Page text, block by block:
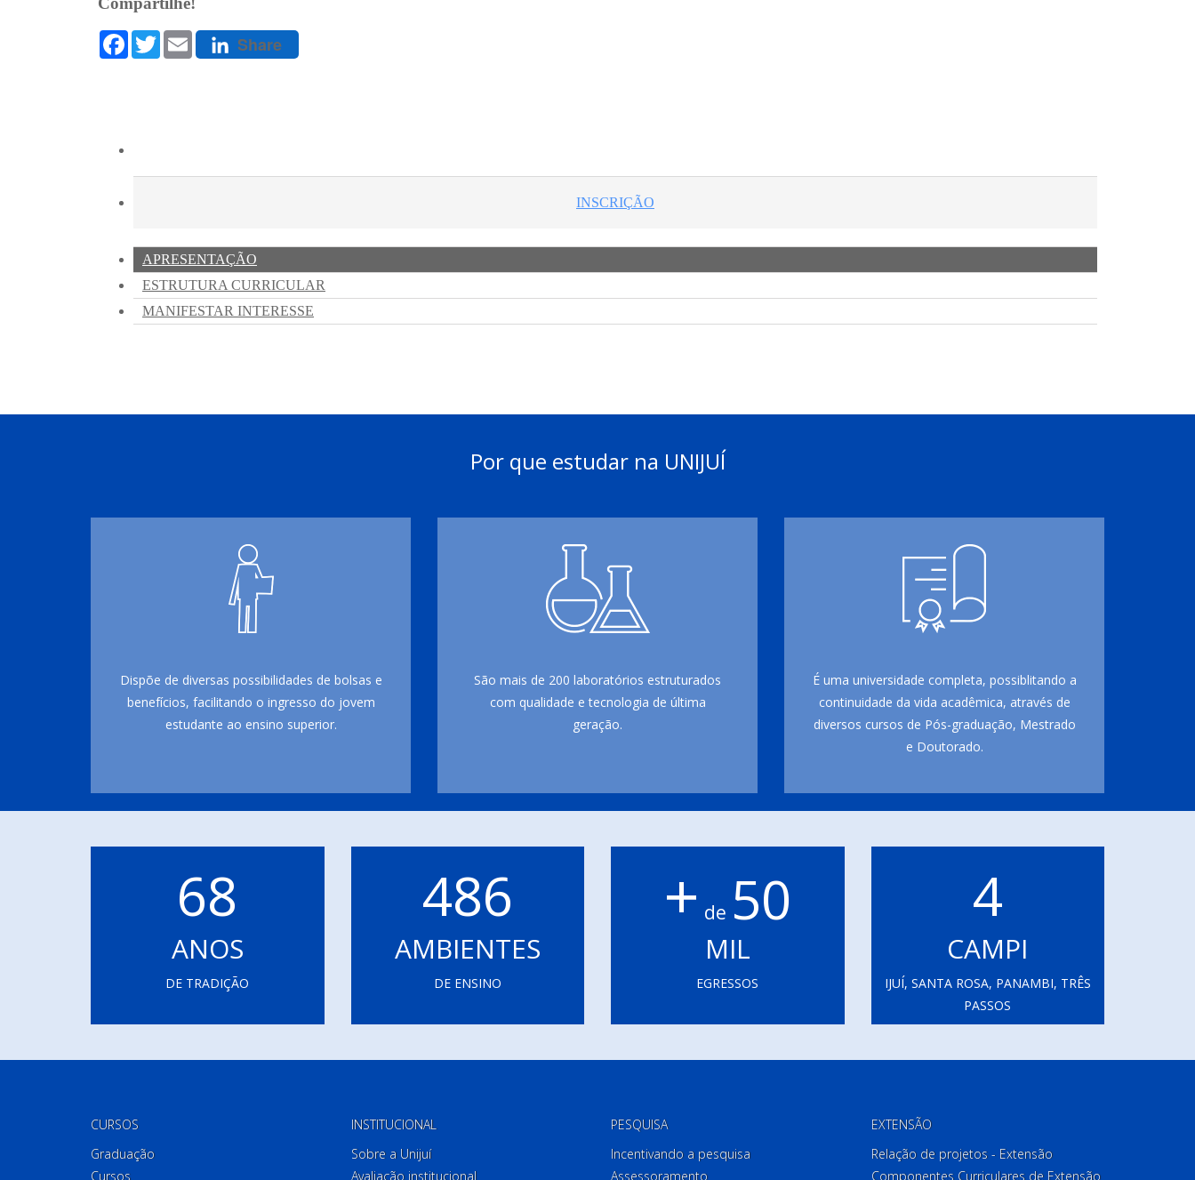
Por que estudar na UNIJUÍ
Dispõe de diversas possibilidades de bolsas e
benefícios, facilitando o ingresso do jovem
estudante ao ensino superior.
São mais de 200 laboratórios estruturados
com qualidade e tecnologia de última
geração.
É uma universidade completa, possiblitando a
continuidade da vida acadêmica, através de
diversos cursos de Pós-graduação, Mestrado
e Doutorado.
68
ANOS
DE TRADIÇÃO
486
AMBIENTES
DE ENSINO
+ de 50
MIL
EGRESSOS
4
CAMPI
IJUÍ, SANTA ROSA, PANAMBI, TRÊS
PASSOS
CURSOS
Graduação
Cursos
INSTITUCIONAL
Sobre a Unijuí
Avaliação institucional
PESQUISA
Incentivando a pesquisa
Assessoramento
EXTENSÃO
Relação de projetos - Extensão
Componentes Curriculares de Extensão